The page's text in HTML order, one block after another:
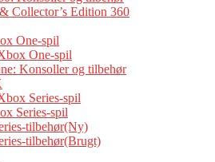
Collector’s Edition 360
One-spil
One-spil
Konsoller og tilbehør
Series-spil
Series-spil
tilbehør(Ny)
tilbehør(Brugt)